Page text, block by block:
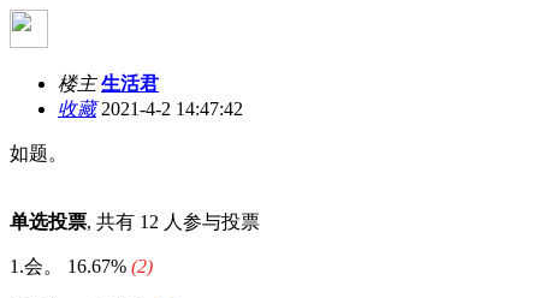
楼主 生活君
收藏2021-4-2 14:47:42
如题。
单选投票, 共有 12 人参与投票
1.会。 16.67% (2)